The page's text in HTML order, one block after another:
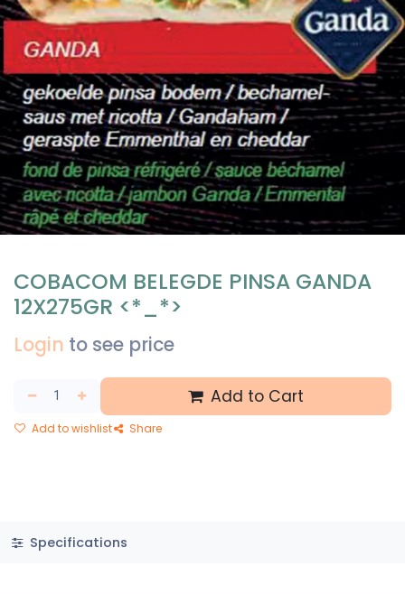
COBACOM BELEGDE PINSA GANDA
12X275GR <*_*>
Login to see price
Add to Cart
Add to wishlist Share
Specifications